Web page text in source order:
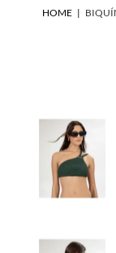
HOME |